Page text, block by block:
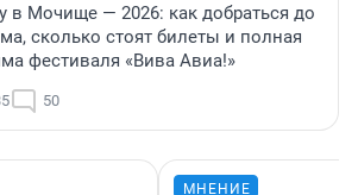
в Мочище — 2026: как добраться до
сколько стоят билеты и полная
фестиваля «Вива Авиа!»
50
МНЕНИЕ